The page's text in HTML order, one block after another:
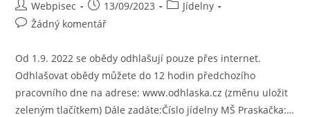
Webpisec 13/09/2023
Jídelny
Žádný komentář
Od 1.9. 2022 se obědy odhlašují pouze přes internet.
Odhlašovat obědy můžete do 12 hodin předchozího
pracovního dne na adrese: www.odhlaska.cz (změnu uložit
zeleným tlačítkem) Dále zadáte:Číslo jídelny MŠ Praskačka:…